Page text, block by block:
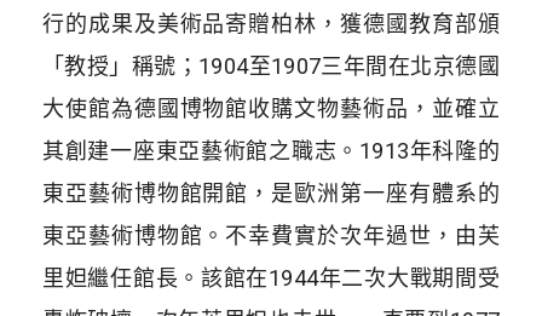
行的成果及美術品寄贈柏林，獲德國教育部頒
「教授」稱號；1904至1907三年間在北京德國
大使館為德國博物館收購文物藝術品，並確立
其創建一座東亞藝術館之職志。1913年科隆的
東亞藝術博物館開館，是歐洲第一座有體系的
東亞藝術博物館。不幸費實於次年過世，由芙
里妲繼任館長。該館在1944年二次大戰期間受